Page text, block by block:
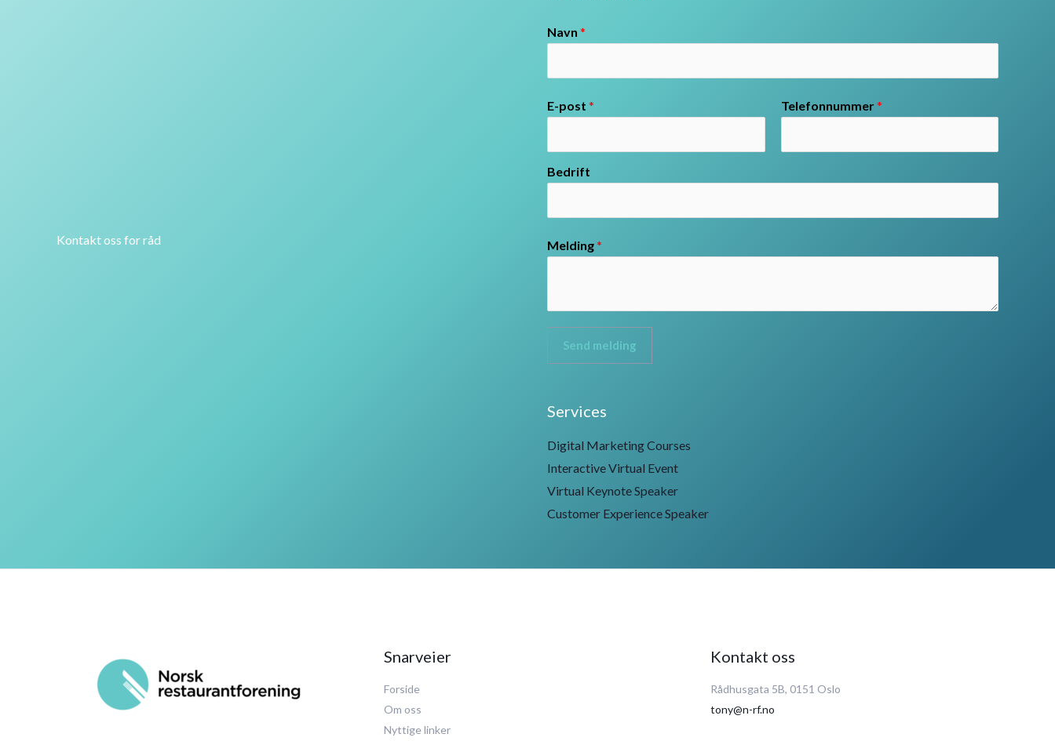
Kontakt oss for råd
Navn *
E-post * Telefonnummer*
Bedrift
Melding*
Send melding
Services
Digital Marketing Courses
Interactive Virtual Event
Virtual Keynote Speaker
Customer Experience Speaker
Snarveier
Forside
Om oss
Nyttige linker
Kontakt oss
Rådhusgata 5B, 0151 Oslo
tony@n-rf.no